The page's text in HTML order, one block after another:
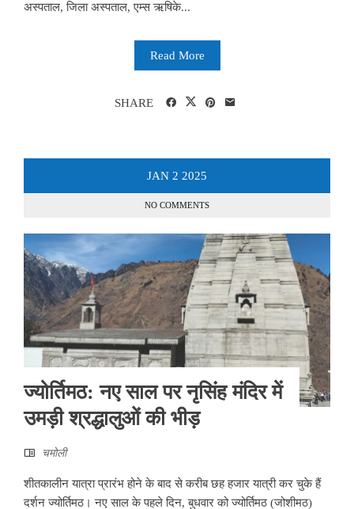
अस्पताल, जिला अस्पताल, एम्स ऋषिके...
Read More
SHARE
JAN 2 2025
NO COMMENTS
ज्योर्तिमठ: नए साल पर नृसिंह मंदिर में
उमड़ी श्रद्धालुओं की भीड़
चमोली
शीतकालीन यात्रा प्रारंभ होने के बाद से करीब छह हजार यात्री कर चुके हैं
दर्शन ज्योर्तिमठ। नए साल के पहले दिन, बुधवार को ज्योर्तिमठ (जोशीमठ)